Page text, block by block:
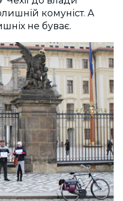
комуніст. А
не буває.